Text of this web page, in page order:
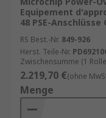
Equipement
48 PSE-Anschlüsse
RS Best.-Nr. 849-926
Herst. Teile-Nr.
Zwischensumme (1
2.219,70 €(ohne
Menge